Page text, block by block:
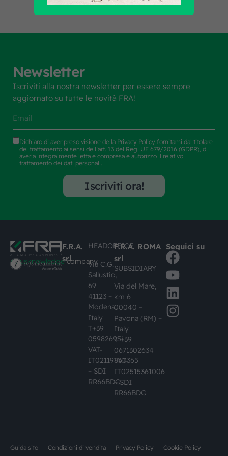
Newsletter
Iscriviti alla nostra newsletter per essere sempre
aggiornato su tutte le novità FRA!
Dichiaro di aver preso visione della Privacy Policy fornitami dal titolare
del trattamento ai sensi dell’art. 13 del Reg. UE 679/2016 (GDPR), di
averla integralmente letta e compresa e autorizzo il relativo
trattamento dei dati personali.
Iscriviti ora!
#busknowledgecompany
F.R.A.
srl
HEADOFFICE
Via C.G.
Sallustio,
69
41123 –
Modena,
Italy
T+39
059826951
VAT-
IT02119860365
– SDI
RR66BDG
F.R.A. ROMA
srl
SUBSIDIARY
Via del Mare,
km 6
00040 –
Pavona (RM) –
Italy
T +39
0671302634
VAT-
IT02515361006
– SDI
RR66BDG
Seguici su
Guida sito Condizioni di vendita Privacy Policy Cookie Policy